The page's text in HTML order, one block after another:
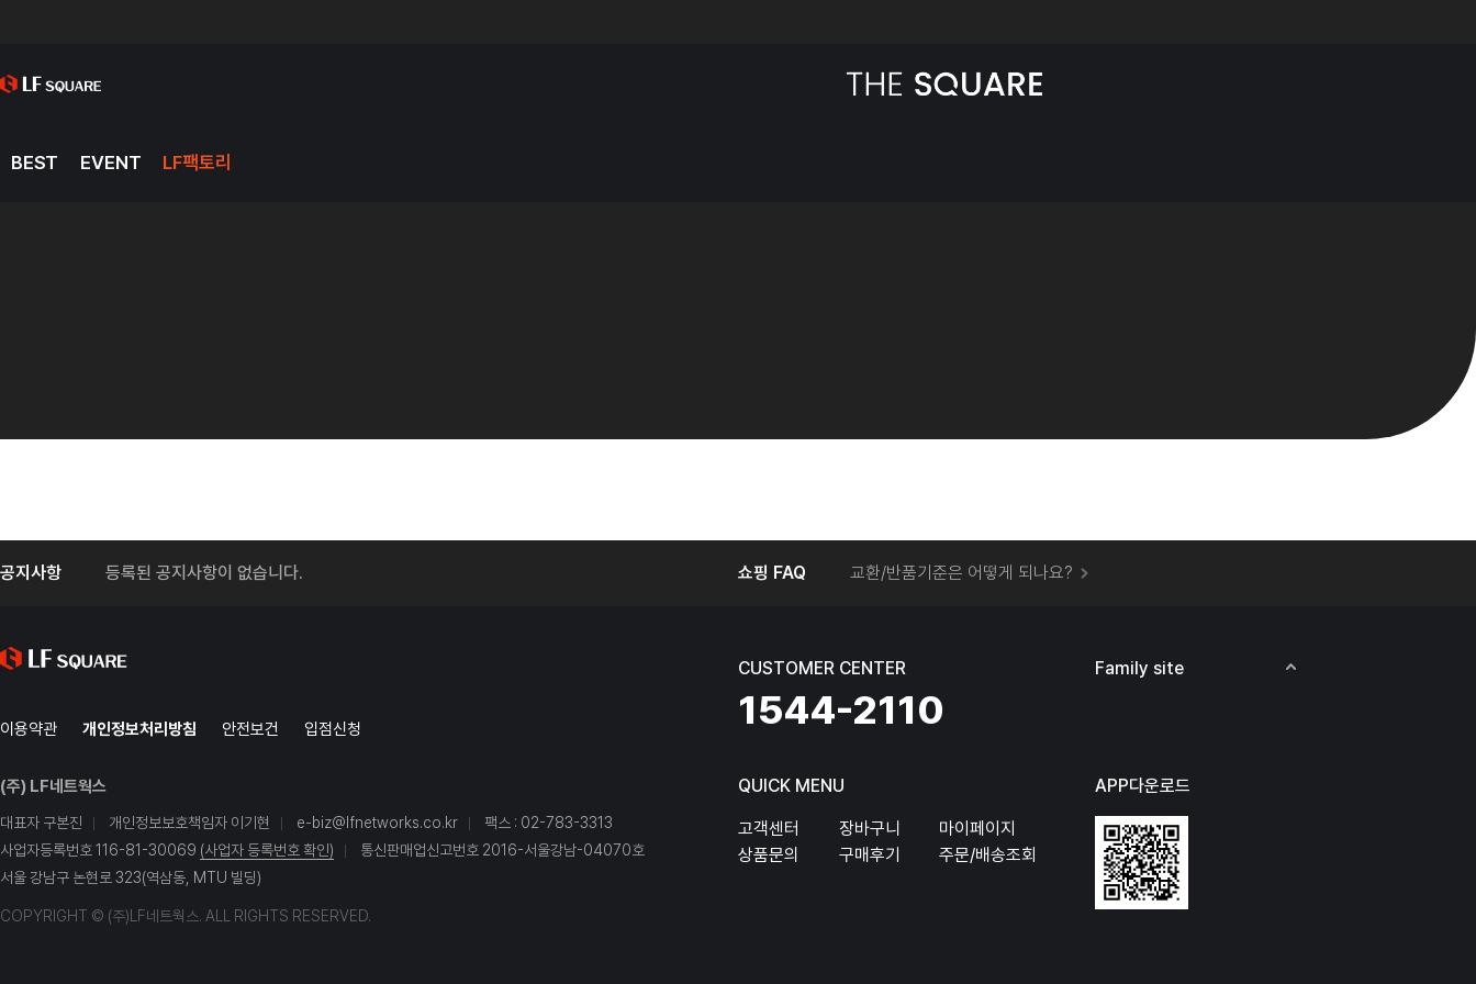
BEST EVENT LF팩토리
공지사항 등록된 공지사항이 없습니다. 쇼핑 FAQ
온라인에서 주문 후 오프라인 매장에서 상품을 수령할 수 있나요?
교환/반품기준은 어떻게 되나요?
온라인에서 구매한 상품 오프라인에서 반품이 가능한가요?
이용약관 개인정보처리방침 안전보건 입점신청
(주) LF네트웍스
대표자 구본진 개인정보보호책임자 이기현 e-biz@lfnetworks.co.kr
팩스 : 02-783-3313
사업자등록번호 116-81-30069 (사업자 등록번호 확인)
통신판매업신고번호 2016-서울강남-04070호
서울 강남구 논현로 323(역삼동, MTU 빌딩)
COPYRIGHT © (주)LF네트웍스. ALL RIGHTS RESERVED.
CUSTOMER CENTER
1544-2110
Family site
QUICK MENU
고객센터 장바구니
마이페이지
상품문의
구매후기 주문/배송조회
APP다운로드